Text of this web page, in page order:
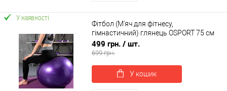
У наявності
Фітбол (М'яч для фітнесу,
гімнастичний) глянець OSPORT 75 см
(OF-0019)
499 грн. / шт.
699 грн.
У кошик